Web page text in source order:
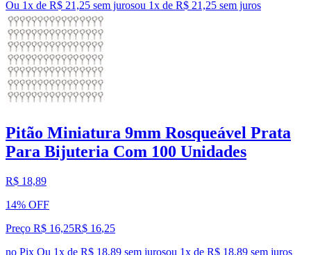
Ou 1x de R$ 21,25 sem jurosou 1x de R$ 21,25 sem juros
Pitão Miniatura 9mm Rosqueável Prata
Para Bijuteria Com 100 Unidades
R$ 18,89
14% OFF
Preço R$ 16,25R$ 16,25
no Pix Ou 1x de R$ 18,89 sem jurosou 1x de R$ 18,89 sem juros